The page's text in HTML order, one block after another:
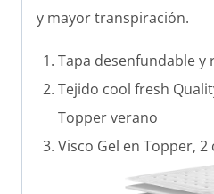
y mayor transpiración.
Tapa desenfundable y
Tejido cool fresh
Topper verano
Visco Gel en Topper, 2